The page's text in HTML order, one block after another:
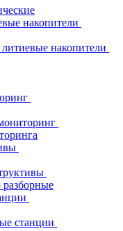
накопители
накопители
станции